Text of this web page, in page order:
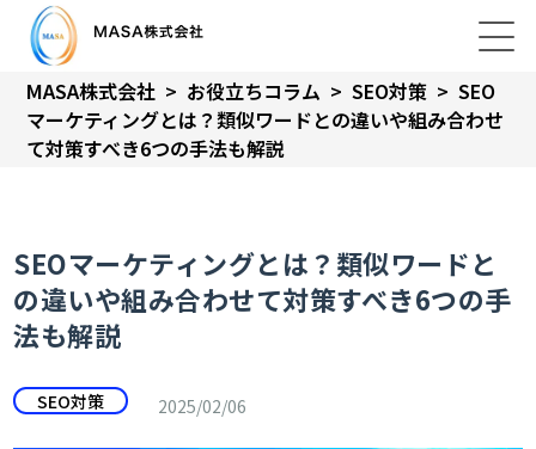
MASA株式会社 > お役立ちコラム > SEO対策 > SEO
マーケティングとは？類似ワードとの違いや組み合わせ
て対策すべき6つの手法も解説
SEOマーケティングとは？類似ワードと
の違いや組み合わせて対策すべき6つの手
法も解説
SEO対策 2025/02/06